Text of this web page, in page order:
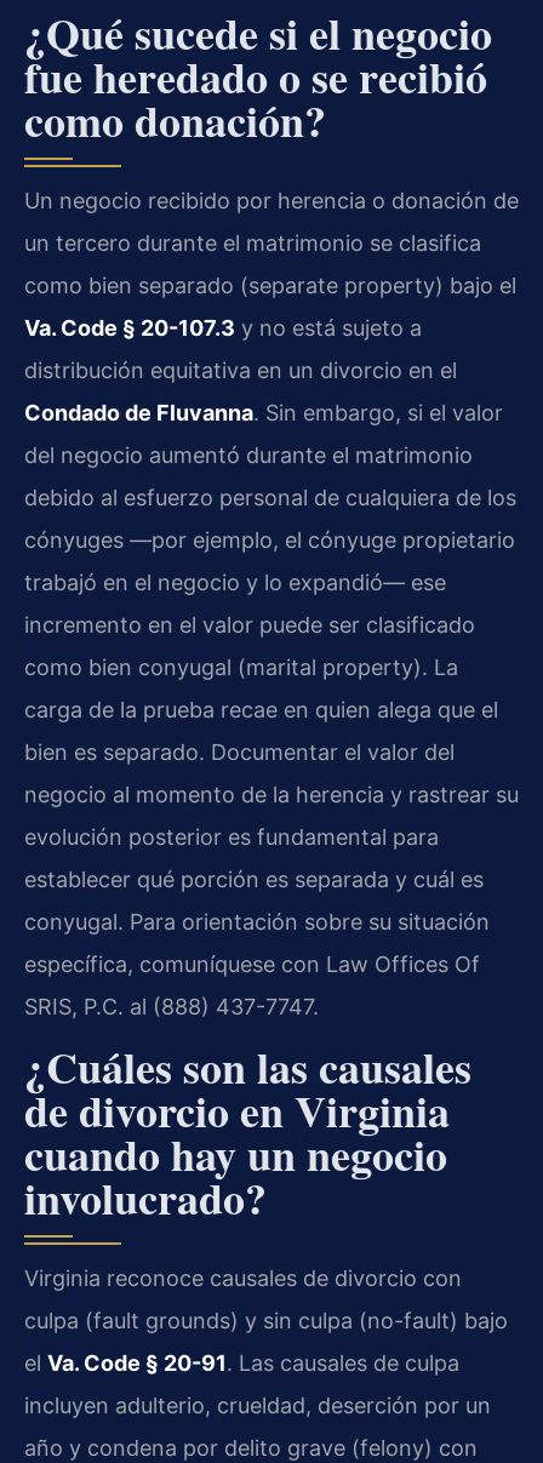
¿Qué sucede si el negocio
fue heredado o se recibió
como donación?
Un negocio recibido por herencia o donación de
un tercero durante el matrimonio se clasifica
como bien separado (separate property) bajo el
Va. Code § 20-107.3 y no está sujeto a
distribución equitativa en un divorcio en el
Condado de Fluvanna. Sin embargo, si el valor
del negocio aumentó durante el matrimonio
debido al esfuerzo personal de cualquiera de los
cónyuges —por ejemplo, el cónyuge propietario
trabajó en el negocio y lo expandió— ese
incremento en el valor puede ser clasificado
como bien conyugal (marital property). La
carga de la prueba recae en quien alega que el
bien es separado. Documentar el valor del
negocio al momento de la herencia y rastrear su
evolución posterior es fundamental para
establecer qué porción es separada y cuál es
conyugal. Para orientación sobre su situación
específica, comuníquese con Law Offices Of
SRIS, P.C. al (888) 437-7747.
¿Cuáles son las causales
de divorcio en Virginia
cuando hay un negocio
involucrado?
Virginia reconoce causales de divorcio con
culpa (fault grounds) y sin culpa (no-fault) bajo
el Va. Code § 20-91. Las causales de culpa
incluyen adulterio, crueldad, deserción por un
año y condena por delito grave (felony) con